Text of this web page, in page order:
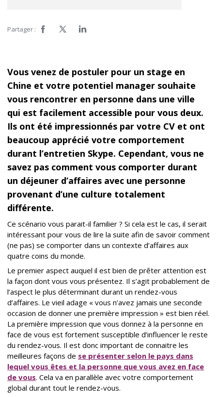
Partager :
Vous venez de postuler pour un stage en
Chine et votre potentiel manager souhaite
vous rencontrer en personne dans une ville
qui est facilement accessible pour vous deux.
Ils ont été impressionnés par votre CV et ont
beaucoup apprécié votre comportement
durant l’entretien Skype. Cependant, vous ne
savez pas comment vous comporter durant
un déjeuner d’affaires avec une personne
provenant d’une culture totalement
différente.
Ce scénario vous parait-il familier ? Si cela est le cas, il serait
intéressant pour vous de lire la suite afin de savoir comment
(ne pas) se comporter dans un contexte d’affaires aux
quatre coins du monde.
Le premier aspect auquel il est bien de prêter attention est
la façon dont vous vous présentez. Il s’agit probablement de
l’aspect le plus déterminant durant un rendez-vous
d’affaires. Le vieil adage « vous n’avez jamais une seconde
occasion de donner une première impression » est bien réel.
La première impression que vous donnez à la personne en
face de vous est fortement susceptible d’influencer le reste
du rendez-vous. Il est donc important de connaitre les
meilleures façons de se présenter selon le pays dans
lequel vous êtes et la personne que vous avez en face
de vous. Cela va en parallèle avec votre comportement
global durant tout le rendez-vous.